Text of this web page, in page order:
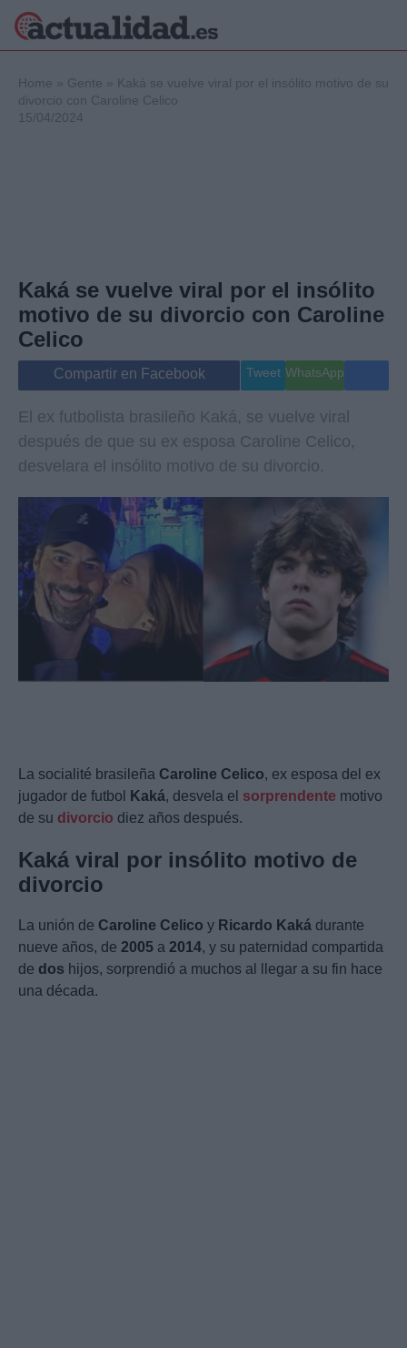
Internacional
Viajes
Gente
Musica
Home » Gente » Kaká se vuelve viral por el insólito motivo de su
divorcio con Caroline Celico
15/04/2024
Kaká se vuelve viral por el insólito
motivo de su divorcio con Caroline
Celico
Compartir en Facebook Tweet WhatsApp
El ex futbolista brasileño Kaká, se vuelve viral
después de que su ex esposa Caroline Celico,
desvelara el insólito motivo de su divorcio.
La socialité brasileña Caroline Celico, ex esposa del ex
jugador de futbol
Kaká, desvela el sorprendente motivo
de su divorcio diez años después.
Kaká viral por insólito motivo de
divorcio
La unión de Caroline Celico y Ricardo Kaká durante
nueve años, de 2005 a 2014, y su paternidad compartida
de dos hijos, sorprendió a muchos al llegar a su fin hace
una década.